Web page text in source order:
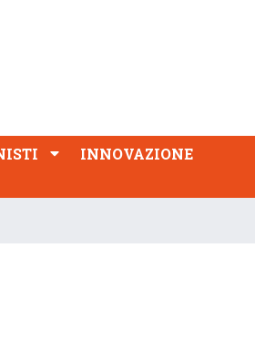
INNOVAZIONE